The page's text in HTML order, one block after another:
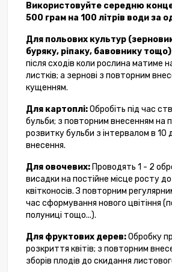
Використовуйте середню
500 грам на 100 літрів води за
Для польових культур
буряку, ріпаку, бавовнику
після сходів коли рослина матиме
листків; а зернові з повторним
кущенням.
Для картоплі:Обробіть під час
бульби; з повторним внесенням на
розвитку бульби з інтервалом в 10
внесення.
Для овочевих: Проводять 1 - 2
висадки на постійне місце росту
квітконосів. З повторним
час сформування нового цвітіння
полуниці тощо...).
Для фруктових дерев:Обробку
розкриття квітів; з повторним
зборів плодів до скидання